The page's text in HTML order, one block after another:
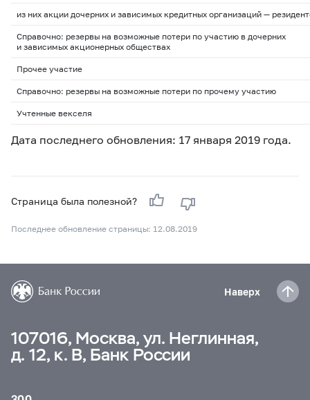
из них акции дочерних и зависимых кредитных организаций —
Справочно: резервы на возможные потери по участию в дочерних
и зависимых акционерных обществах
Прочее участие
Справочно: резервы на возможные потери по прочему участию
Учтенные векселя
Дата последнего обновления: 17 января 2019 года.
Страница была полезной?
Последнее обновление страницы: 12.08.2019
Наверх
107016, Москва, ул. Неглинная,
д. 12, к. В, Банк России